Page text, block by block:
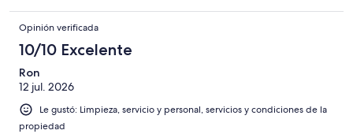
Opinión verificada
10/10 Excelente
Ron
12 jul. 2026
Le gustó: Limpieza, servicio y personal, servicios y condiciones de la
propiedad